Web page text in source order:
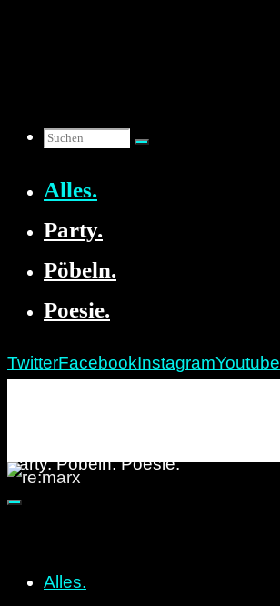
Suchen
nach:
Alles.
Party.
Pöbeln.
Poesie.
TwitterFacebookInstagramYoutube
Party. Pöbeln. Poesie.
Alles.